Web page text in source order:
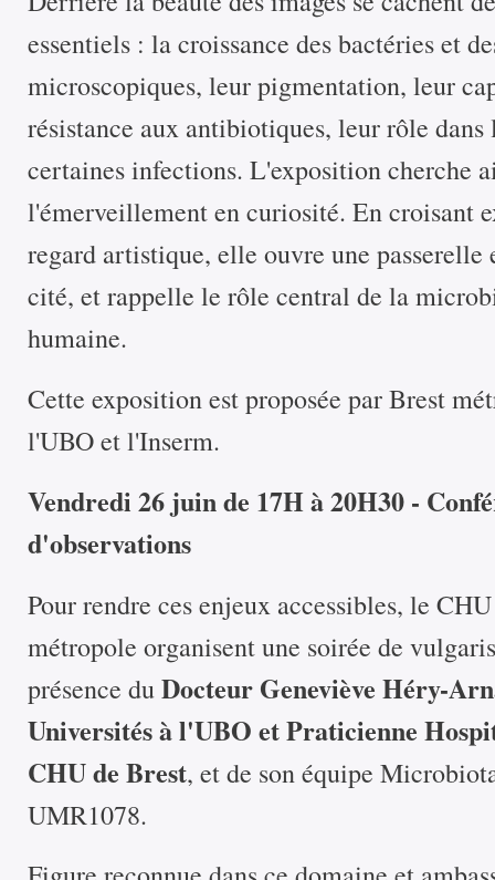
essentiels : la croissance des bactéries et
microscopiques, leur pigmentation, leur
résistance aux antibiotiques, leur rôle
certaines infections. L'exposition cherche
l'émerveillement en curiosité. En croisant
regard artistique, elle ouvre une
cité, et rappelle le rôle central de la
humaine.
Cette exposition est proposée par Brest
l'UBO et l'Inserm.
Vendredi 26 juin de 17H à 20H30 -
d'observations
Pour rendre ces enjeux accessibles, le
métropole organisent une soirée de
présence duDocteur Geneviève Héry-
Universités à l'UBO et Praticienne
CHU de Brest, et de son équipe
UMR1078.